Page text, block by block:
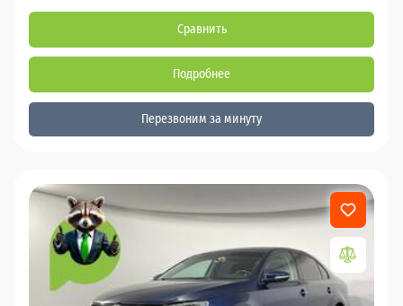
Сравнить
Подробнее
Перезвоним за минуту